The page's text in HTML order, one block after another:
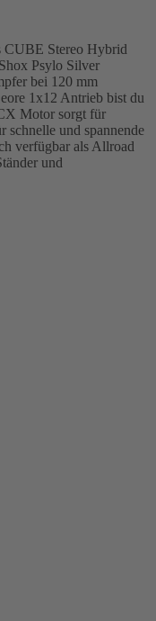
CUBE Stereo Hybrid
Psylo Silver
bei 120 mm
1x12 Antrieb bist du
Motor sorgt für
schnelle und spannende
verfügbar als Allroad
und